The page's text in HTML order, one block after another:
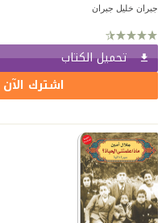
جبران خليل جبران
تحميل الكتاب
اشترك الآن